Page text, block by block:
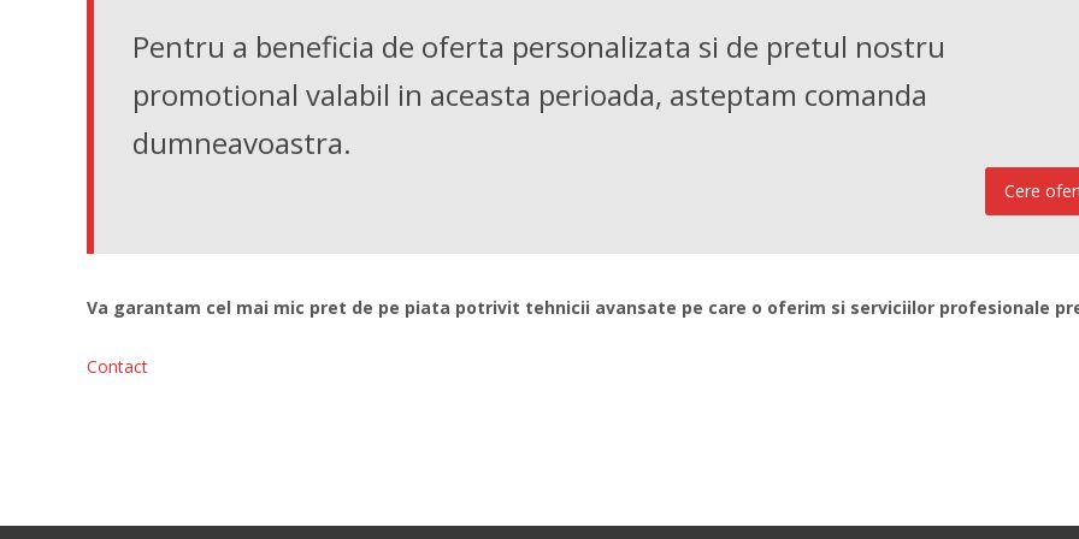
Pentru a beneficia de oferta personalizata si de pretul nostru
promotional valabil in aceasta perioada, asteptam comanda
dumneavoastra.
Cere
Va garantam cel mai mic pret de pe piata potrivit tehnicii avansate pe care o oferim si serviciilor profesionale
Contact